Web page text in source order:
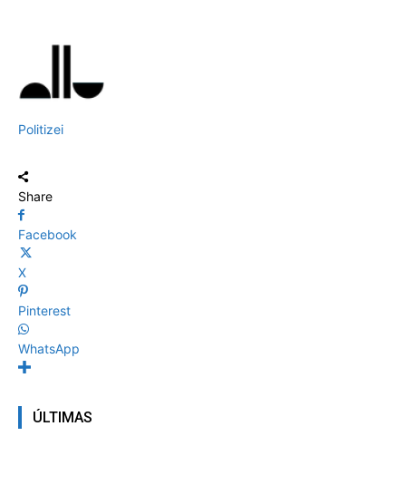
Politizei
Share
Facebook
X
Pinterest
WhatsApp
ÚLTIMAS